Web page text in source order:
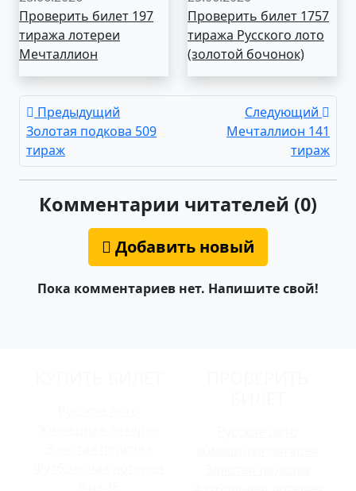
Проверить билет 197
тиража лотереи
Мечталлион
Проверить билет 1757
тиража Русского лото
(золотой бочонок)
Предыдущий
Золотая подкова 509
тираж
Следующий
Мечталлион 141
тираж
Комментарии читателей (0)
Добавить новый
Пока комментариев нет. Напишите свой!